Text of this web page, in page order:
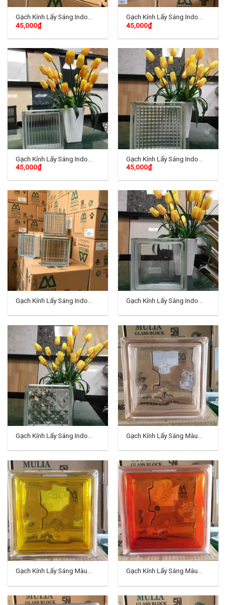
Gạch Kính Lấy Sáng Indo
TD-05
45,000₫
Gạch Kính Lấy Sáng Indo
TD-06
45,000₫
Gạch Kính Lấy Sáng Indo
TD-07
45,000₫
Gạch Kính Lấy Sáng Indo
TD-08
45,000₫
Gạch Kính Lấy Sáng Indo
Gạch Kính Lấy Sáng Indo
Gạch Kính Lấy Sáng Indo
Gạch Kính Lấy Sáng Màu
Gạch Kính Lấy Sáng Màu
Gạch Kính Lấy Sáng Màu